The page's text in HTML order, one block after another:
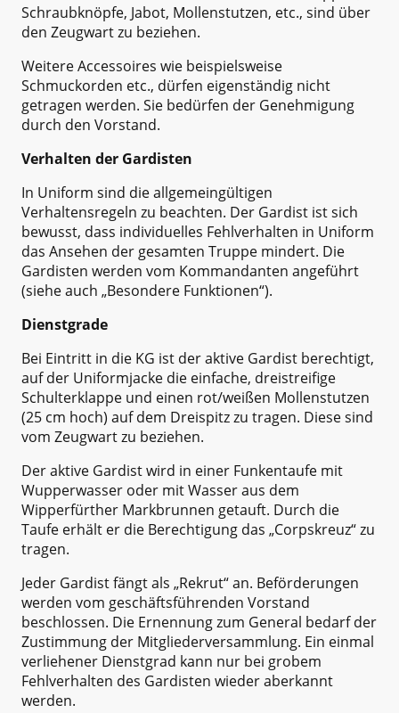
Schraubknöpfe, Jabot, Mollenstutzen, etc., sind über
den Zeugwart zu beziehen.
Weitere Accessoires wie beispielsweise
Schmuckorden etc., dürfen eigenständig nicht
getragen werden. Sie bedürfen der Genehmigung
durch den Vorstand.
Verhalten der Gardisten
In Uniform sind die allgemeingültigen
Verhaltensregeln zu beachten. Der Gardist ist sich
bewusst, dass individuelles Fehlverhalten in Uniform
das Ansehen der gesamten Truppe mindert. Die
Gardisten werden vom Kommandanten angeführt
(siehe auch „Besondere Funktionen“).
Dienstgrade
Bei Eintritt in die KG ist der aktive Gardist berechtigt,
auf der Uniformjacke die einfache, dreistreifige
Schulterklappe und einen rot/weißen Mollenstutzen
(25 cm hoch) auf dem Dreispitz zu tragen. Diese sind
vom Zeugwart zu beziehen.
Der aktive Gardist wird in einer Funkentaufe mit
Wupperwasser oder mit Wasser aus dem
Wipperfürther Markbrunnen getauft. Durch die
Taufe erhält er die Berechtigung das „Corpskreuz“ zu
tragen.
Jeder Gardist fängt als „Rekrut“ an. Beförderungen
werden vom geschäftsführenden Vorstand
beschlossen. Die Ernennung zum General bedarf der
Zustimmung der Mitgliederversammlung. Ein einmal
verliehener Dienstgrad kann nur bei grobem
Fehlverhalten des Gardisten wieder aberkannt
werden.